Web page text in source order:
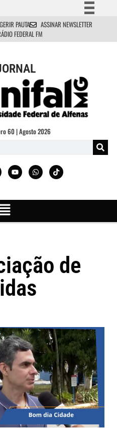
Simplifique!
Comunica BR
Acesso à informação
Legislação
Canais
PAUTA
ASSINAR NEWSLETTER
FEDERAL FM
60 | Agosto 2026
de